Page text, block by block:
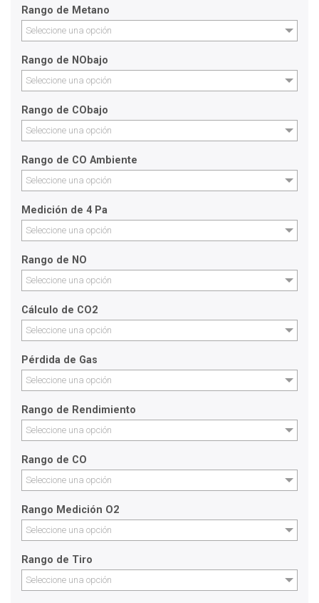
Rango de Metano
Seleccione una opción
Rango de NObajo
Seleccione una opción
Rango de CObajo
Seleccione una opción
Rango de CO Ambiente
Seleccione una opción
Medición de 4 Pa
Seleccione una opción
Rango de NO
Seleccione una opción
Cálculo de CO2
Seleccione una opción
Pérdida de Gas
Seleccione una opción
Rango de Rendimiento
Seleccione una opción
Rango de CO
Seleccione una opción
Rango Medición O2
Seleccione una opción
Rango de Tiro
Seleccione una opción